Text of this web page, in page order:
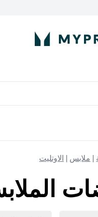
ملابس الاوتليت